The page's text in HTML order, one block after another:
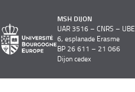
MSH DIJON
UAR 3516 – CNRS – UBE
6, esplanade Erasme
BP 26 611 – 21 066
Dijon cedex